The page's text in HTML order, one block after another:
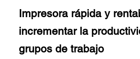
Impresora rápida y
incrementar la
grupos de trabajo